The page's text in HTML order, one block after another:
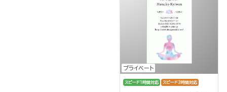
プライベート
スピード1時間対応 スピード3時間対応